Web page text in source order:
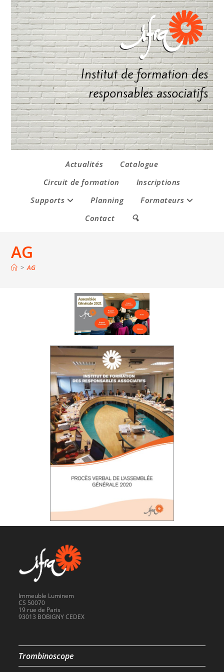
Institut de formation des
responsables associatifs
Actualités
Catalogue
Circuit de formation
Inscriptions
Supports
Planning
Formateurs
Contact
🔍
AG
> AG
Immeuble Luminem
CS 50070
19 rue de Paris
93013 BOBIGNY CEDEX
Trombinoscope